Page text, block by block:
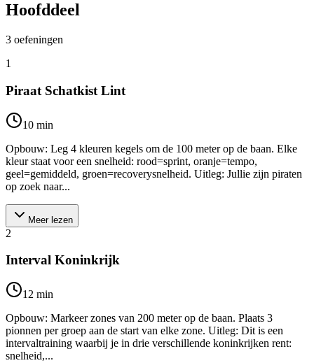
Hoofddeel
3 oefeningen
1
Piraat Schatkist Lint
10 min
Opbouw: Leg 4 kleuren kegels om de 100 meter op de baan. Elke
kleur staat voor een snelheid: rood=sprint, oranje=tempo,
geel=gemiddeld, groen=recoverysnelheid. Uitleg: Jullie zijn piraten
op zoek naar...
Meer lezen
2
Interval Koninkrijk
12 min
Opbouw: Markeer zones van 200 meter op de baan. Plaats 3
pionnen per groep aan de start van elke zone. Uitleg: Dit is een
intervaltraining waarbij je in drie verschillende koninkrijken rent:
snelheid,...